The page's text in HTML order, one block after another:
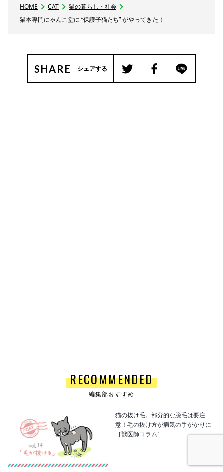
HOME CAT
猫の暮らし・社会
猫本専門にゃんこ堂に “保護子猫たち” がやってきた！
SHARE シェアする
RECOMMENDED
編集部おすすめ
猫の抜け毛。部分的な脱毛は要注
意！毛の抜け方が病気の手がかりに
［獣医師コラム］